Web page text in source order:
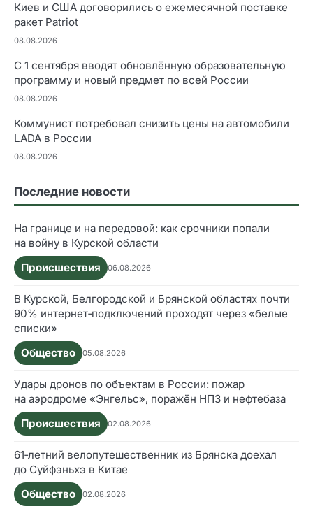
Киев и США договорились о ежемесячной поставке
ракет Patriot
08.08.2026
С 1 сентября вводят обновлённую образовательную
программу и новый предмет по всей России
08.08.2026
Коммунист потребовал снизить цены на автомобили
LADA в России
08.08.2026
Последние новости
На границе и на передовой: как срочники попали
на войну в Курской области
Происшествия
06.08.2026
В Курской, Белгородской и Брянской областях почти
90% интернет‑подключений проходят через «белые
списки»
Общество
05.08.2026
Удары дронов по объектам в России: пожар
на аэродроме «Энгельс», поражён НПЗ и нефтебаза
Происшествия
02.08.2026
61‑летний велопутешественник из Брянска доехал
до Суйфэньхэ в Китае
Общество
02.08.2026